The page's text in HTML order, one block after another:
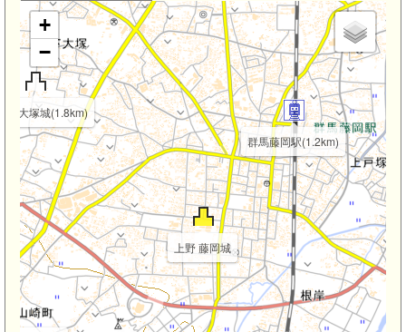
群馬藤岡駅(1.2km)
上野 藤岡城
中大塚城(1.8km)
+
−